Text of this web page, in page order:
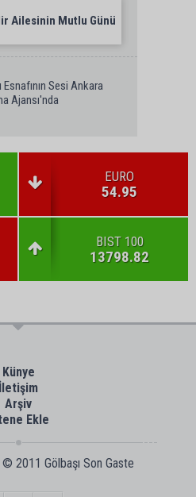
Ailesinin Mutlu Günü
Esnafının Sesi Ankara
Ajansı'nda
EURO
54.95
BIST 100
13798.82
Künye
İletişim
Arşiv
Ekle
© 2011 Gölbaşı Son Gaste